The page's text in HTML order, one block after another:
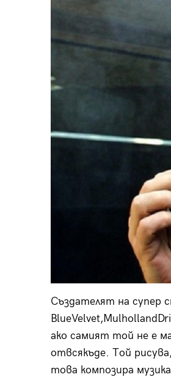
Създателят на супер
ако самият той не е
отвсякъде. Той
това композира